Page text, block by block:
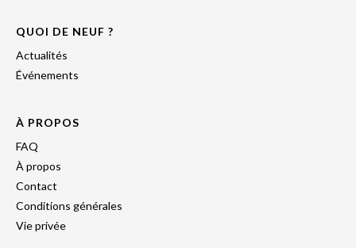
QUOI DE NEUF ?
Actualités
Événements
À PROPOS
FAQ
À propos
Contact
Conditions générales
Vie privée